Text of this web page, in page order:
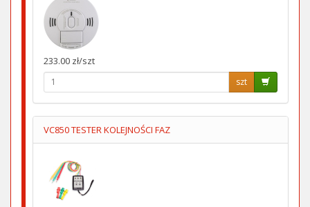
233.00 zł/szt
szt
VC850 TESTER KOLEJNOŚCI FAZ